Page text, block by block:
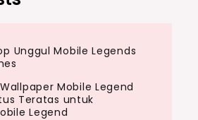
Unggul Mobile Legends
Mobile Legend
Teratas untuk
Legend